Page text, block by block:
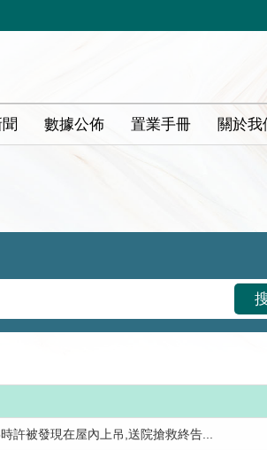
數據公佈 置業手冊 關於我
許被發現在屋內上吊,送院搶救終告...